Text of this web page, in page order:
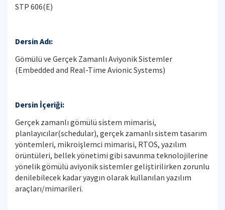
STP 606(E)
Dersin Adı:
Gömülü ve Gerçek Zamanlı Aviyonik Sistemler
(Embedded and Real-Time Avionic Systems)
Dersin İçeriği:
Gerçek zamanlı gömülü sistem mimarisi,
planlayıcılar(schedular), gerçek zamanlı sistem tasarım
yöntemleri, mikroişlemci mimarisi, RTOS, yazılım
örüntüleri, bellek yönetimi gibi savunma teknolojilerine
yönelik gömülü aviyonik sistemler geliştirilirken zorunlu
denilebilecek kadar yaygın olarak kullanılan yazılım
araçları/mimarileri.